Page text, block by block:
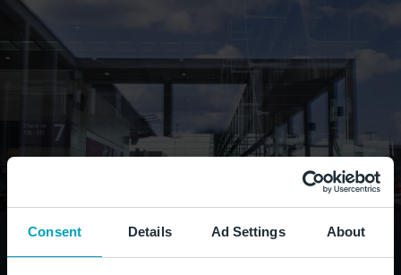
Consent Details Ad Settings About
Für Kunst-Interessierte